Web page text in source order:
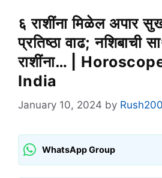
६ राशींना मिळेल अपार
प्रतिष्ठा वाढ; नशिबाची
राशींना… |
India
January 10, 2024 by
WhatsApp Group